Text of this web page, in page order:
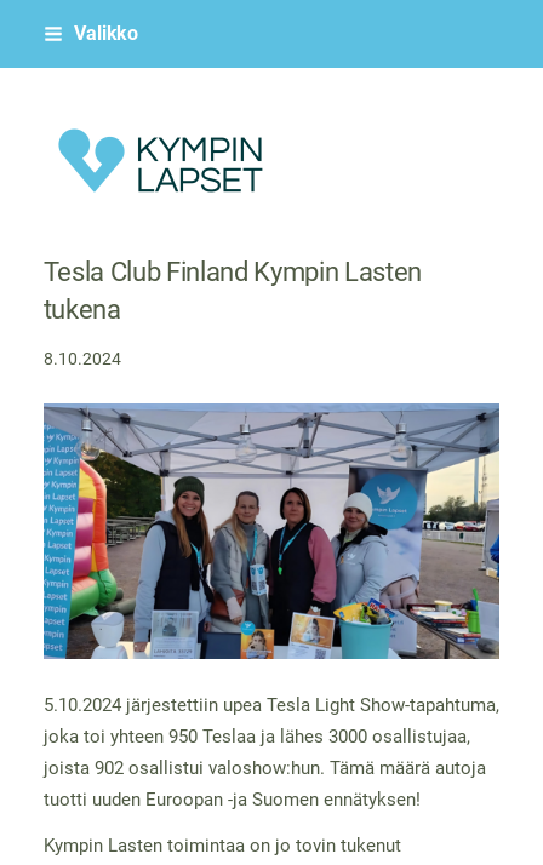
Siirry
Valikko
Kympin Lapset ry
Tesla Club Finland Kympin Lasten
tukena
8.10.2024
5.10.2024 järjestettiin upea Tesla Light Show-tapahtuma,
joka toi yhteen 950 Teslaa ja lähes 3000 osallistujaa,
joista 902 osallistui valoshow:hun. Tämä määrä autoja
tuotti uuden Euroopan -ja Suomen ennätyksen!
Kympin Lasten toimintaa on jo tovin tukenut